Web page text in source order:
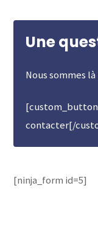
Une
Nous sommes
contacter[/
[ninja_form id=5]